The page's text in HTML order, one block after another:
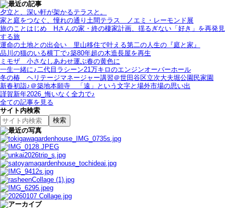
夕立と、深い軒が架かるテラスと。
家と庭をつなぐ、憧れの通り土間テラス＿ノエミ・レーモンド展
旅のことはじめ＿Hさんの家・終の棲家計画、揺るぎない「好き」を再発見
する旅
運命の土地との出会い＿里山移住で叶える第二の人生の『庭と家』
品川の猫のいる横丁で♪築80年超の木造長屋を再生
ミモザ＿小さなしあわせ運ぶ春の黄色に
一生一緒に♪二代目ラシーン21万キロのエンジンオーバーホール
冬の椿＿ヘリテージマネージャー講習＠世田谷区立次大夫堀公園民家園
新春初詣♪＠築地本願寺＿「遠」という文字と場外市場の思い出
謹賀新年2026_悔いなく全力で♪
全ての記事を見る
サイト内検索